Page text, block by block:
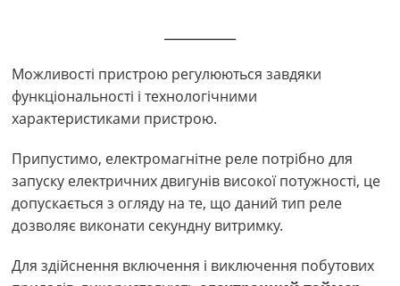
Можливості пристрою регулюються завдяки
функціональності і технологічними
характеристиками пристрою.
Припустимо, електромагнітне реле потрібно для
запуску електричних двигунів високої потужності, це
допускається з огляду на те, що даний тип реле
дозволяє виконати секундну витримку.
Для здійснення включення і виключення побутових